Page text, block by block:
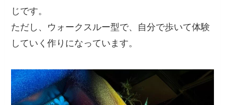
じです。
ただし、ウォークスルー型で、自分で歩いて体験
していく作りになっています。